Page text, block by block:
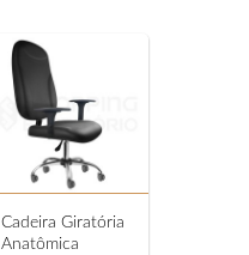
Cadeira Giratória
Anatômica